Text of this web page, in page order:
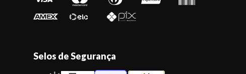
Selos de Segurança